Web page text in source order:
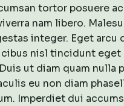
tortor posuere
nam libero.
integer. Eget arcu
nisl tincidunt eget
ut diam quam nulla
eu non diam
Imperdiet dui